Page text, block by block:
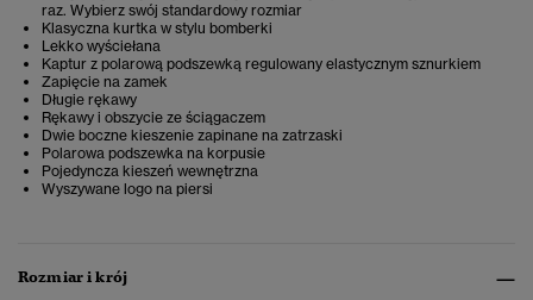
raz. Wybierz swój standardowy rozmiar
Klasyczna kurtka w stylu bomberki
Lekko wyściełana
Kaptur z polarową podszewką regulowany elastycznym sznurkiem
Zapięcie na zamek
Długie rękawy
Rękawy i obszycie ze ściągaczem
Dwie boczne kieszenie zapinane na zatrzaski
Polarowa podszewka na korpusie
Pojedyncza kieszeń wewnętrzna
Wyszywane logo na piersi
Rozmiar i krój